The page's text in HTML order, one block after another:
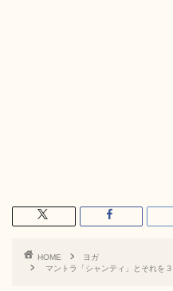
HOME
ヨガ
マントラ「シャンティ」とそれを